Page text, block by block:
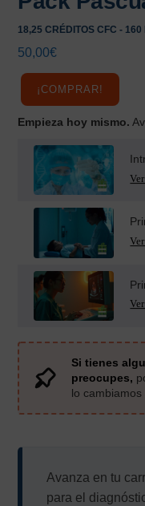
18,25 CRÉDITOS CFC - 160
50,00€
Empieza hoy mismo.
¡COMPRAR!
Si tienes
preocupes,
lo cambiamos
Avanza en tu
para el